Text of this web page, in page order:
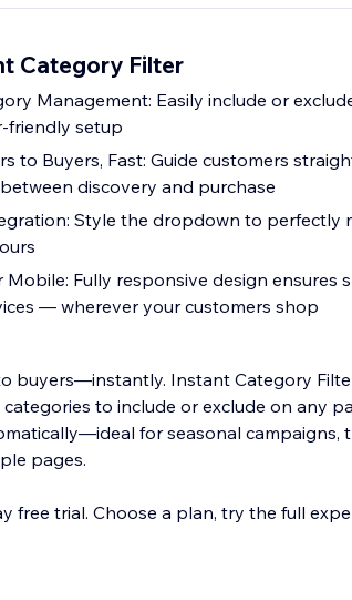
Category Filter
Management: Easily include or
friendly setup
to Buyers, Fast: Guide customers
discovery and purchase
Style the dropdown to perfectly
Mobile: Fully responsive design ensures
— wherever your customers shop
buyers—instantly. Instant Category
categories to include or exclude on any
for seasonal campaigns,
pages.
free trial. Choose a plan, try the full